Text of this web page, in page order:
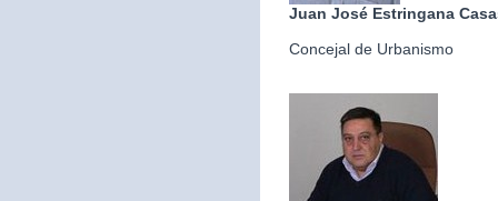
Juan José Estringana
Concejal de Urbanismo